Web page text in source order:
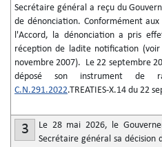
Secrétaire général a reçu du
de dénonciation. Conformément
l'Accord, la dénonciation a pris
réception de ladite notification
novembre 2007). Le 22 septembre
déposé son instrument de
C.N.291.2022.TREATIES-X.14 du 22
3
Le 28 mai 2026, le
Secrétaire général sa